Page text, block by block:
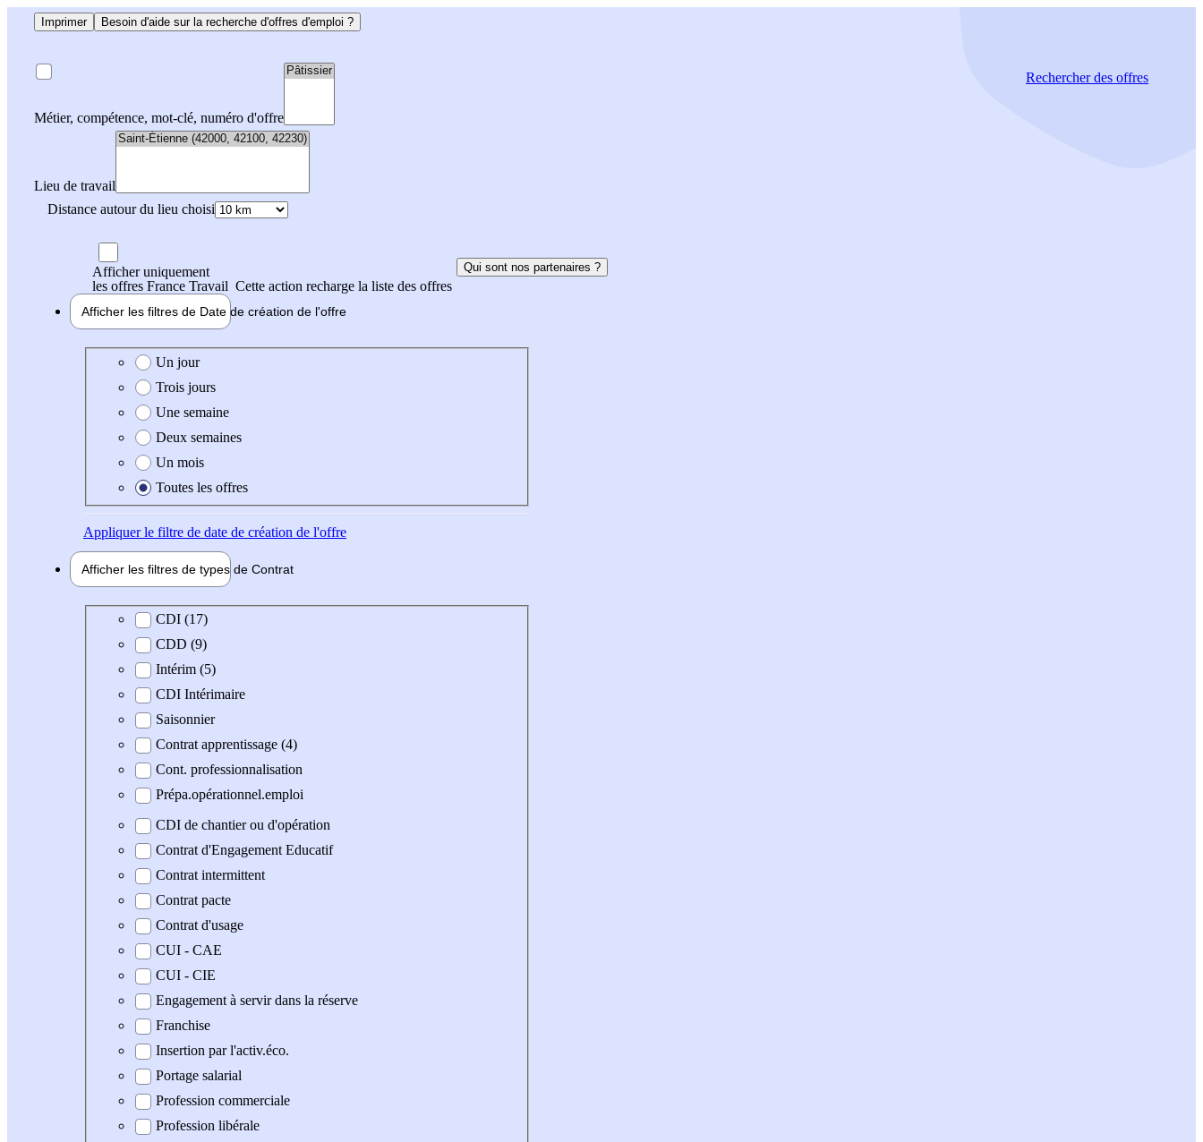
Imprimer Besoin d'aide sur la recherche d'offres d'emploi ?
Métier, compétence, mot-clé, numéro d'offre
Lieu de travail
Distance autour du lieu choisi
Rechercherdes offres
Afficher uniquement
les offres France Travail Cette action recharge la liste des offres
Qui sont nos partenaires ?
Afficher les filtres de Date de création de l'offre
Date de création de l'offre
Un jour
Trois jours
Une semaine
Deux semaines
Un mois
Toutes les offres
Appliquerle filtre de date de création de l'offre
Afficher les filtres de types de Contrat
Type de contratCDI (17)
CDD (9)
Intérim (5)
CDI Intérimaire
Saisonnier
Contrat apprentissage (4)
Cont. professionnalisation
Prépa.opérationnel.emploi
CDI de chantier ou d'opération
Contrat d'Engagement Educatif
Contrat intermittent
Contrat pacte
Contrat d'usage
CUI - CAE
CUI - CIE
Engagement à servir dans la réserve
Franchise
Insertion par l'activ.éco.
Portage salarial
Profession commerciale
Profession libérale